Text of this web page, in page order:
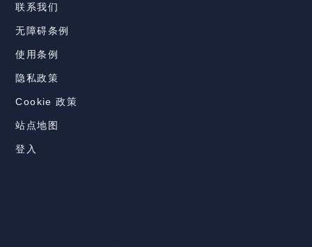
联系我们
无障碍条例
使用条例
隐私政策
Cookie 政策
站点地图
登入